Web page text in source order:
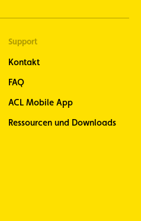
Support
Kontakt
FAQ
ACL Mobile App
Ressourcen und Downloads